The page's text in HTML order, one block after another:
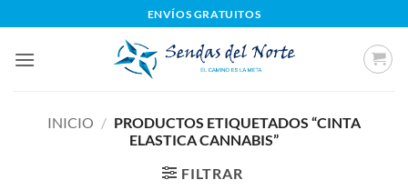
al
contenido
ENVÍOS GRATUITOS
INICIO / PRODUCTOS ETIQUETADOS “CINTA
ELASTICA CANNABIS”
FILTRAR